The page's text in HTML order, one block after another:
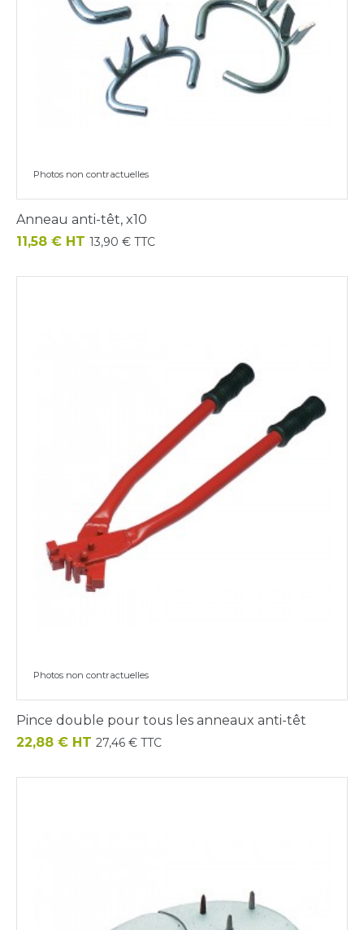
Photos non contractuelles
Anneau anti-têt, x10
Prix
11,58 € HT 13,90 € TTC
Photos non contractuelles
Pince double pour tous les anneaux anti-têt
Prix
22,88 € HT 27,46 € TTC